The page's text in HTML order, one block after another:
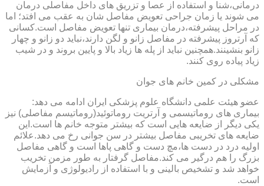
درمانی،شنا و استفاده از عصا و تزریق های داخل مفاصلی درمان
می شوند یا زمان جراحی تعویض مفاصل شان به عقب می افتد؛ اما
در مراحل پیشرفته،درمان بیماری تنها تعویض مفاصل است.کسانی
که آرتروز پیشرفته در مفاصل زانو و لگن دارند،نباید دو زانو و چهار
زانو بنشینند.همچنین نباید از پله ها زیاد بالا و پایین بروند و در شیب
زیاد پیاده روی کنند.
مشکلی در کمین خانم های جوان
عضو هیئت علمی دانشگاه علوم پزشکی ایران ادامه می دهد:
بیماری های روماتیسمی و آرتریت روماتوئید(روماتیسم مفاصلی) نیز
یکی دیگر از ضایعه هایی است که بیشتر متوجه خانم ها است.این
ضایعه های تخریبی مفاصل بیشتر در سن جوانی رخ می دهد.علائم
اولیه درد در دست ها،مچ دست و گاهی پاها است و گاهی مفاصل
بزرگ را هم درگیر می کند.مفاصل گرفتار به طور مزمن تخریب
خواهد شد و تشخیص بالینی و با استفاده از رادیولوژی و آزمایش
است.